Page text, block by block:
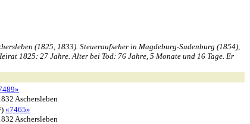
(1825, 1833). Steueraufseher in Magdeburg-Sudenburg (1854),
1825: 27 Jahre. Alter bei Tod: 76 Jahre, 5 Monate und 16 Tage. Er
Aschersleben
«7465»
Aschersleben